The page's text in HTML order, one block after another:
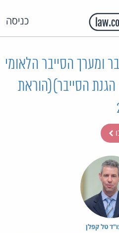
כניסה
ומערך הסייבר הלאומי
הגנת הסייבר)(הוראת
טל קפלן